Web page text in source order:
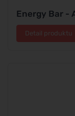
Energy Bar -
Detail produktu